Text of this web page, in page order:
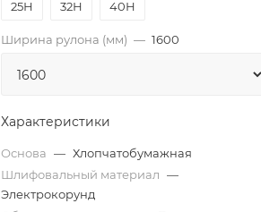
25Н 32Н 40Н
Ширина рулона (мм) — 1600
Характеристики
Основа — Хлопчатобумажная
Шлифовальный материал —
Электрокорунд